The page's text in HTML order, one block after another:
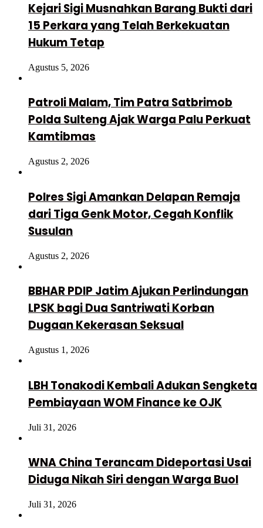
Kejari Sigi Musnahkan Barang Bukti dari
15 Perkara yang Telah Berkekuatan
Hukum Tetap
Agustus 5, 2026
Patroli Malam, Tim Patra Satbrimob
Polda Sulteng Ajak Warga Palu Perkuat
Kamtibmas
Agustus 2, 2026
Polres Sigi Amankan Delapan Remaja
dari Tiga Genk Motor, Cegah Konflik
Susulan
Agustus 2, 2026
BBHAR PDIP Jatim Ajukan Perlindungan
LPSK bagi Dua Santriwati Korban
Dugaan Kekerasan Seksual
Agustus 1, 2026
LBH Tonakodi Kembali Adukan Sengketa
Pembiayaan WOM Finance ke OJK
Juli 31, 2026
WNA China Terancam Dideportasi Usai
Diduga Nikah Siri dengan Warga Buol
Juli 31, 2026